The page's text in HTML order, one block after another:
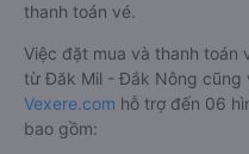
thanh toán vé.
Việc đặt mua và thanh toán
từ Đăk Mil - Đắk Nông cũng
Vexere.com hỗ trợ đến 06
bao gồm: